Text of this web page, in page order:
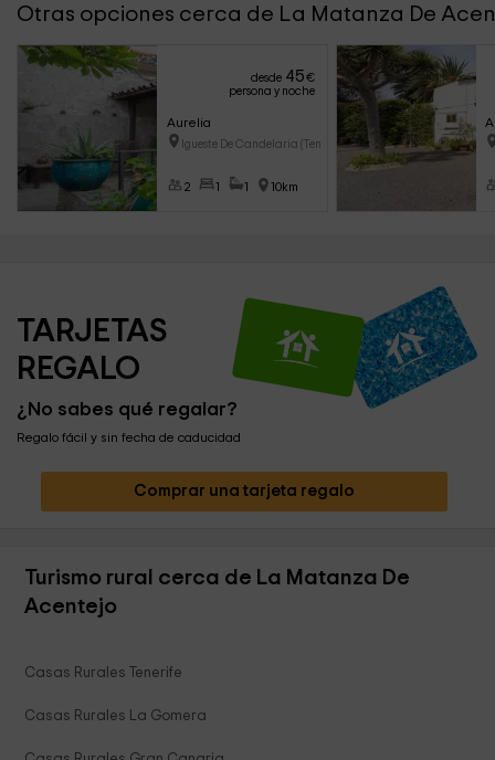
Otras opciones cerca de La Matanza De
desde 45€
persona y noche
Aurelia
Igueste De Candelaria (Tenerif
2 1 1 10km
TARJETAS
REGALO
¿No sabes qué regalar?
Regalo fácil y sin fecha de caducidad
Comprar una tarjeta regalo
Turismo rural cerca de La Matanza De
Acentejo
Casas Rurales Tenerife
Casas Rurales La Gomera